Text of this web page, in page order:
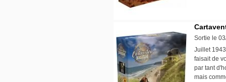
Sortie le
Juillet
faisait de
par tant
mais